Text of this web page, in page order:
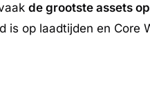
de grootste assets
is op laadtijden en Core